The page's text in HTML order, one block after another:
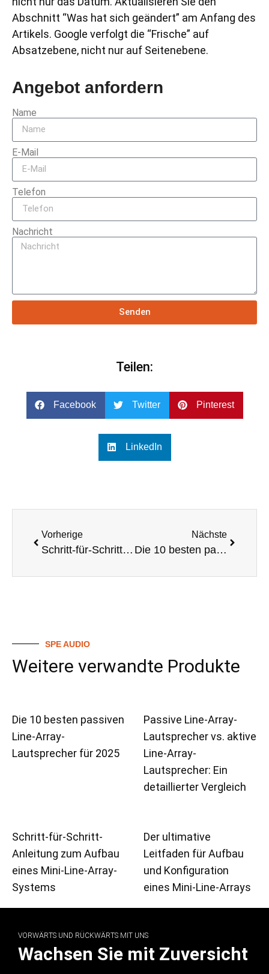
Abschnitt “Was hat sich geändert” am Anfang des
Artikels. Google verfolgt die “Frische” auf
Absatzebene, nicht nur auf Seitenebene.
Angebot anfordern
Name
E-Mail
Telefon
Nachricht
Senden
Teilen:
Facebook Twitter Pinterest
LinkedIn
Vorherige
Schritt-für-Schritt-Anleitung zum Aufbau eines Mini-Line-Array-Systems
Nächste
Die 10 besten passiven Line-Array-Lautsprecher für 2025
SPE AUDIO
Weitere verwandte Produkte
Die 10 besten passiven
Line-Array-
Lautsprecher für 2025
Passive Line-Array-
Lautsprecher vs. aktive
Line-Array-
Lautsprecher: Ein
detaillierter Vergleich
Schritt-für-Schritt-
Anleitung zum Aufbau
eines Mini-Line-Array-
Systems
Der ultimative
Leitfaden für Aufbau
und Konfiguration
eines Mini-Line-Arrays
VORWÄRTS UND RÜCKWÄRTS MIT UNS
Wachsen Sie mit Zuversicht